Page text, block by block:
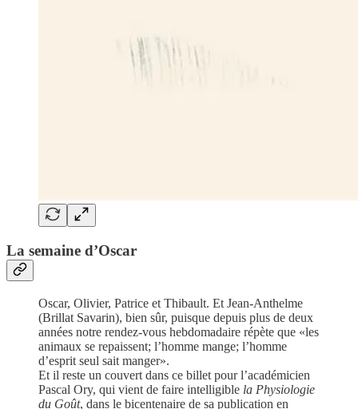
La semaine d’Oscar
Oscar, Olivier, Patrice et Thibault. Et Jean-Anthelme
(Brillat Savarin), bien sûr, puisque depuis plus de deux
années notre rendez-vous hebdomadaire répète que «les
animaux se repaissent; l’homme mange; l’homme
d’esprit seul sait manger».
Et il reste un couvert dans ce billet pour l’académicien
Pascal Ory, qui vient de faire intelligible la Physiologie
du Goût, dans le bicentenaire de sa publication en